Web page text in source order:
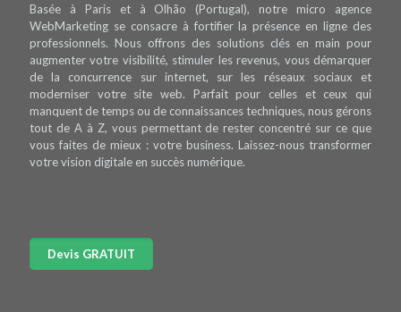
Basée à Paris et à Olhão (Portugal), notre micro agence
WebMarketing se consacre à fortifier la présence en ligne des
professionnels. Nous offrons des solutions clés en main pour
augmenter votre visibilité, stimuler les revenus, vous démarquer
de la concurrence sur internet, sur les réseaux sociaux et
moderniser votre site web. Parfait pour celles et ceux qui
manquent de temps ou de connaissances techniques, nous gérons
tout de A à Z, vous permettant de rester concentré sur ce que
vous faites de mieux : votre business. Laissez-nous transformer
votre vision digitale en succès numérique.